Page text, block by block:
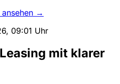
ansehen →
09:01 Uhr
mit klarer